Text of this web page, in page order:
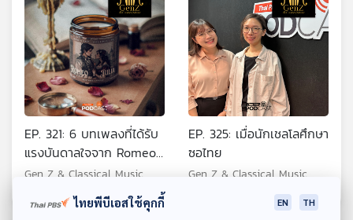
EP. 321: 6 บทเพลงที่ได้รับ
แรงบันดาลใจจาก Romeo
and Juliet
Gen Z & Classical Music
EP. 325: เมื่อนักเชลโลศึกษา
ซอไทย
Gen Z & Classical Music
ไทยพีบีเอสใช้คุกกี้ EN TH